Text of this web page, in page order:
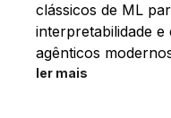
clássicos de ML
interpretabilidade e
agênticos
ler mais